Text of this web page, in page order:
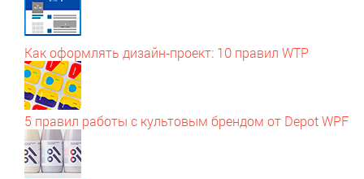
Как оформлять дизайн‑проект: 10 правил WTP
5 правил работы с культовым брендом от Depot WPF